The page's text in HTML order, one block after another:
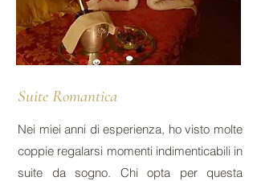
Suite Romantica
Nei miei anni di esperienza, ho visto molte
coppie regalarsi momenti indimenticabili in
suite da sogno. Chi opta per questa